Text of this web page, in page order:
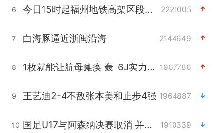
6 今日15时起福州地铁高架区段停运 2221005
7 白海豚逼近浙闽沿海 2144649
8 1枚就能让航母瘫痪 轰-6J实力有多强 1967786
9 王艺迪2-4不敌张本美和止步4强 1964887
10 国足U17与阿森纳决赛取消 并列冠军 1910339